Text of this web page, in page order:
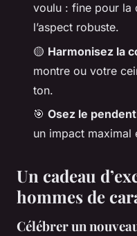
voulu : fine pour la
l’aspect robuste.
🟡 Harmonisez la
montre ou votre
ton.
🎯 Osez le
un impact maximal
Un cadeau
hommes de
Célébrer un